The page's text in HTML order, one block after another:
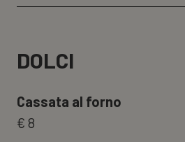
DOLCI
Cassata al forno
€ 8